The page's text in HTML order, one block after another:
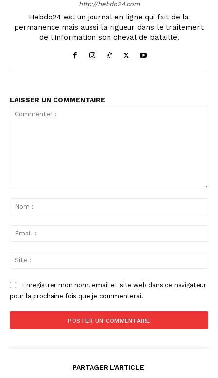
http://hebdo24.com
Hebdo24 est un journal en ligne qui fait de la
permanence mais aussi la rigueur dans le traitement
de l’information son cheval de bataille.
LAISSER UN COMMENTAIRE
Enregistrer mon nom, email et site web dans ce navigateur
pour la prochaine fois que je commenterai.
PARTAGER L'ARTICLE: